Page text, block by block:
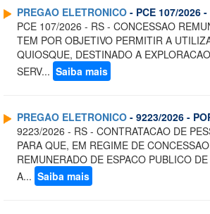
PREGAO ELETRONICO - PCE 107/2026
PCE 107/2026 - RS - CONCESSAO
TEM POR OBJETIVO PERMITIR A
QUIOSQUE, DESTINADO A
SERV... Saiba mais
PREGAO ELETRONICO - 9223/2026 -
9223/2026 - RS - CONTRATACAO DE
PARA QUE, EM REGIME DE
REMUNERADO DE ESPACO PUBLICO
A... Saiba mais